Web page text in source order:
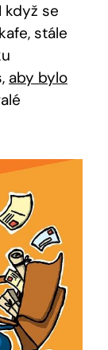
když se
stále
aby bylo